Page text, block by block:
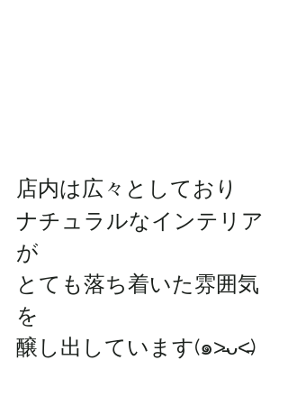
店内は広々としており
ナチュラルなインテリア
が
とても落ち着いた雰囲気
を
醸し出しています(๑˃̵ᴗ˂̵)